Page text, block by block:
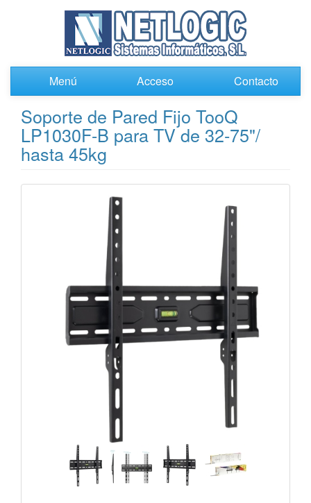
Menú Acceso Contacto
Soporte de Pared Fijo TooQ
LP1030F-B para TV de 32-75"/
hasta 45kg